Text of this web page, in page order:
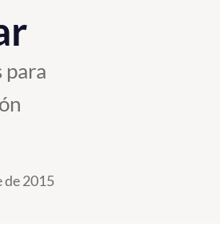
de 2015